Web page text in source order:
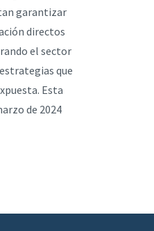
garantizar
directos
el sector
que
Esta
de 2024